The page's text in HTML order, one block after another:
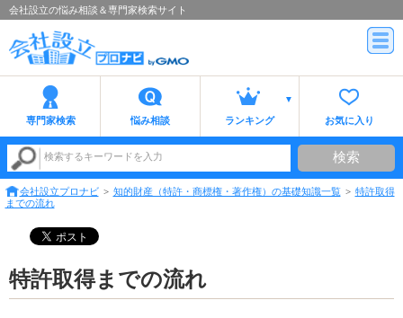
会社設立の悩み相談＆専門家検索サイト
専門家検索 悩み相談 ランキング お気に入り
検索するキーワードを入力 検索
会社設立プロナビ 知的財産（特許・商標権・著作権）の基礎知識一覧
特許取得
までの流れ
特許取得までの流れ